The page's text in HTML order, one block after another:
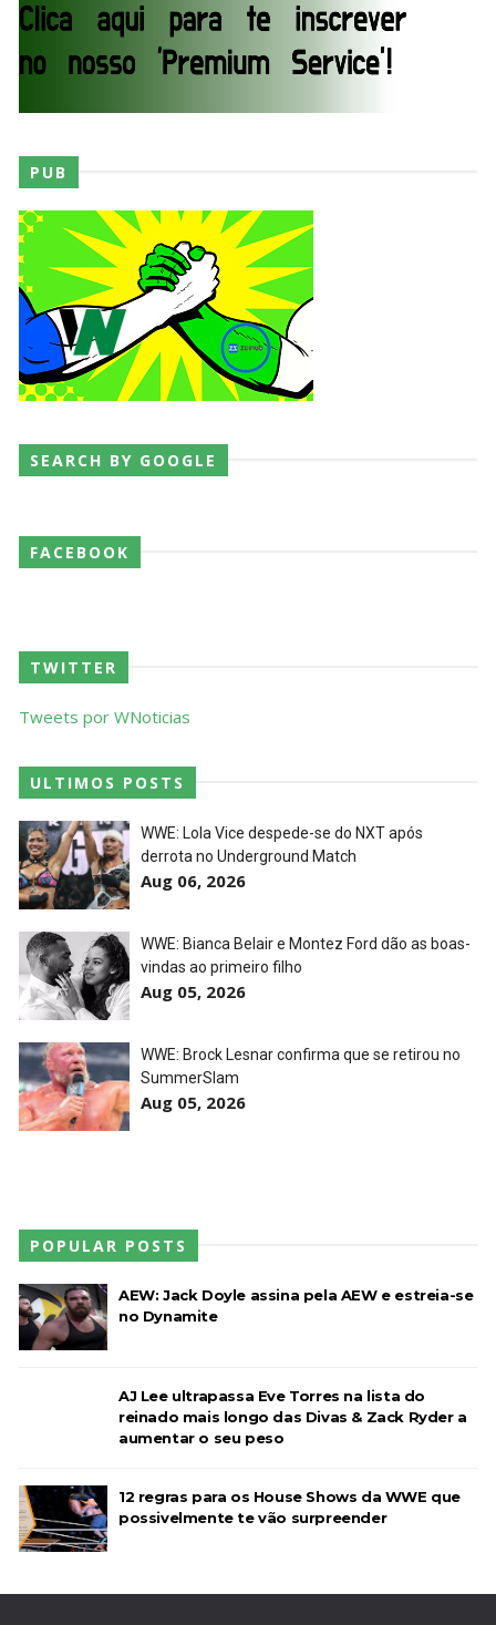
PUB
SEARCH BY GOOGLE
FACEBOOK
TWITTER
Tweets por WNoticias
ULTIMOS POSTS
WWE: Lola Vice despede-se do NXT após
derrota no Underground Match
Aug 06, 2026
WWE: Bianca Belair e Montez Ford dão as boas-
vindas ao primeiro filho
Aug 05, 2026
WWE: Brock Lesnar confirma que se retirou no
SummerSlam
Aug 05, 2026
POPULAR POSTS
AEW: Jack Doyle assina pela AEW e estreia-se
no Dynamite
AJ Lee ultrapassa Eve Torres na lista do
reinado mais longo das Divas & Zack Ryder a
aumentar o seu peso
12 regras para os House Shows da WWE que
possivelmente te vão surpreender